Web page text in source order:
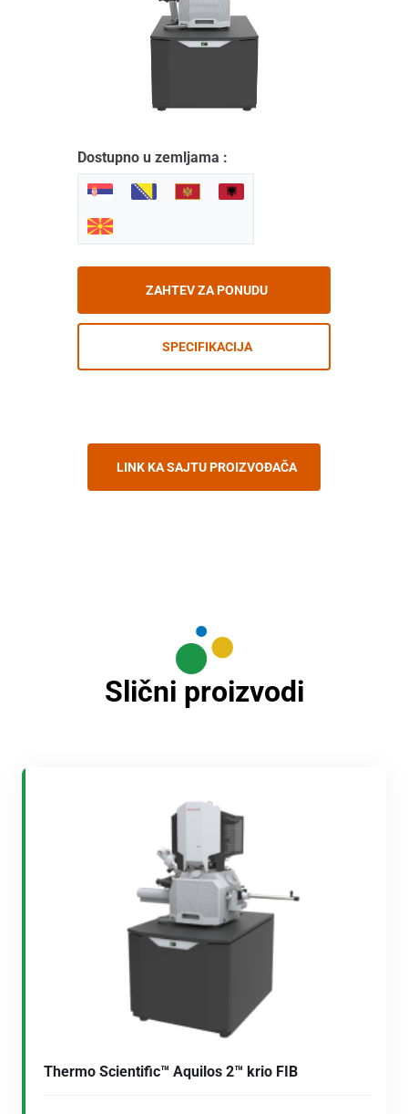
Dostupno u zemljama :
ZAHTEV ZA PONUDU
SPECIFIKACIJA
LINK KA SAJTU PROIZVOĐAČA
Slični proizvodi
Thermo Scientific™ Aquilos 2™ krio FIB